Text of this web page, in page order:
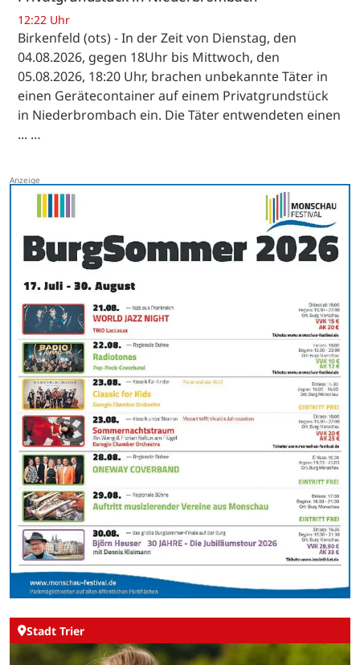
12:22 Uhr
Birkenfeld (ots) - In der Zeit von Dienstag, den
04.08.2026, gegen 18Uhr bis Mittwoch, den
05.08.2026, 18:20 Uhr, brachen unbekannte Täter in
einen Gerätecontainer auf einem Privatgrundstück
in Niederbrombach ein. Die Täter entwendeten einen
... …
Stadt Trier